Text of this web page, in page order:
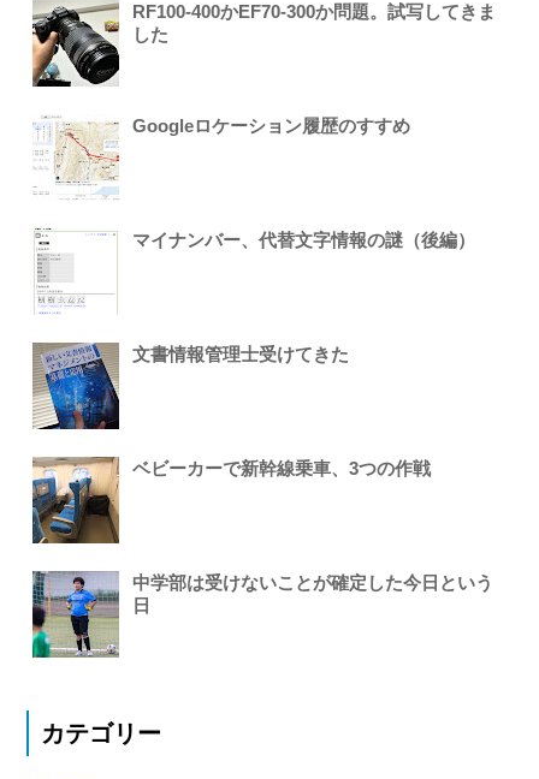
RF100-400かEF70-300か問題。試写してきま
した
Googleロケーション履歴のすすめ
マイナンバー、代替文字情報の謎（後編）
文書情報管理士受けてきた
ベビーカーで新幹線乗車、3つの作戦
中学部は受けないことが確定した今日という
日
カテゴリー